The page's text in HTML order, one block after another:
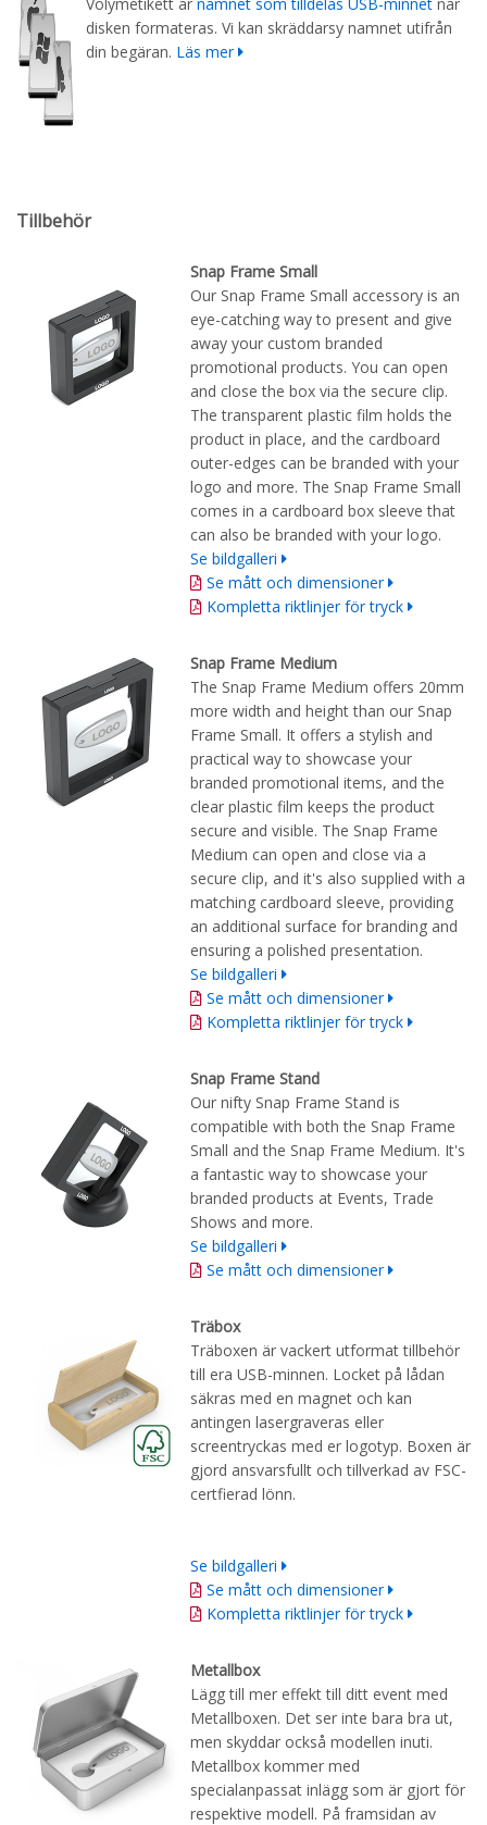
disken formateras. Vi kan skräddarsy namnet utifrån
din begäran. Läs mer
Tillbehör
Snap Frame Small
Our Snap Frame Small accessory is an
eye-catching way to present and give
away your custom branded
promotional products. You can open
and close the box via the secure clip.
The transparent plastic film holds the
product in place, and the cardboard
outer-edges can be branded with your
logo and more. The Snap Frame Small
comes in a cardboard box sleeve that
can also be branded with your logo.
Se bildgalleri
Se mått och dimensioner
Kompletta riktlinjer för tryck
Snap Frame Medium
The Snap Frame Medium offers 20mm
more width and height than our Snap
Frame Small. It offers a stylish and
practical way to showcase your
branded promotional items, and the
clear plastic film keeps the product
secure and visible. The Snap Frame
Medium can open and close via a
secure clip, and it's also supplied with a
matching cardboard sleeve, providing
an additional surface for branding and
ensuring a polished presentation.
Se bildgalleri
Se mått och dimensioner
Kompletta riktlinjer för tryck
Snap Frame Stand
Our nifty Snap Frame Stand is
compatible with both the Snap Frame
Small and the Snap Frame Medium. It's
a fantastic way to showcase your
branded products at Events, Trade
Shows and more.
Se bildgalleri
Se mått och dimensioner
Träbox
Träboxen är vackert utformat tillbehör
till era USB-minnen. Locket på lådan
säkras med en magnet och kan
antingen lasergraveras eller
screentryckas med er logotyp. Boxen är
gjord ansvarsfullt och tillverkad av FSC-
certfierad lönn.
Se bildgalleri
Se mått och dimensioner
Kompletta riktlinjer för tryck
Metallbox
Lägg till mer effekt till ditt event med
Metallboxen. Det ser inte bara bra ut,
men skyddar också modellen inuti.
Metallbox kommer med
specialanpassat inlägg som är gjort för
respektive modell. På framsidan av